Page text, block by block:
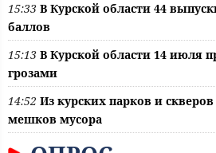
15:33 В Курской области 44
баллов
15:13 В Курской области 14 июля
грозами
14:52 Из курских парков и
мешков мусора